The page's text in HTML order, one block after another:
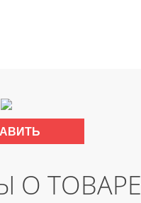
О ТОВАРЕ